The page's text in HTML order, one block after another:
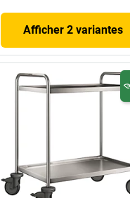
Afficher 2 variantes